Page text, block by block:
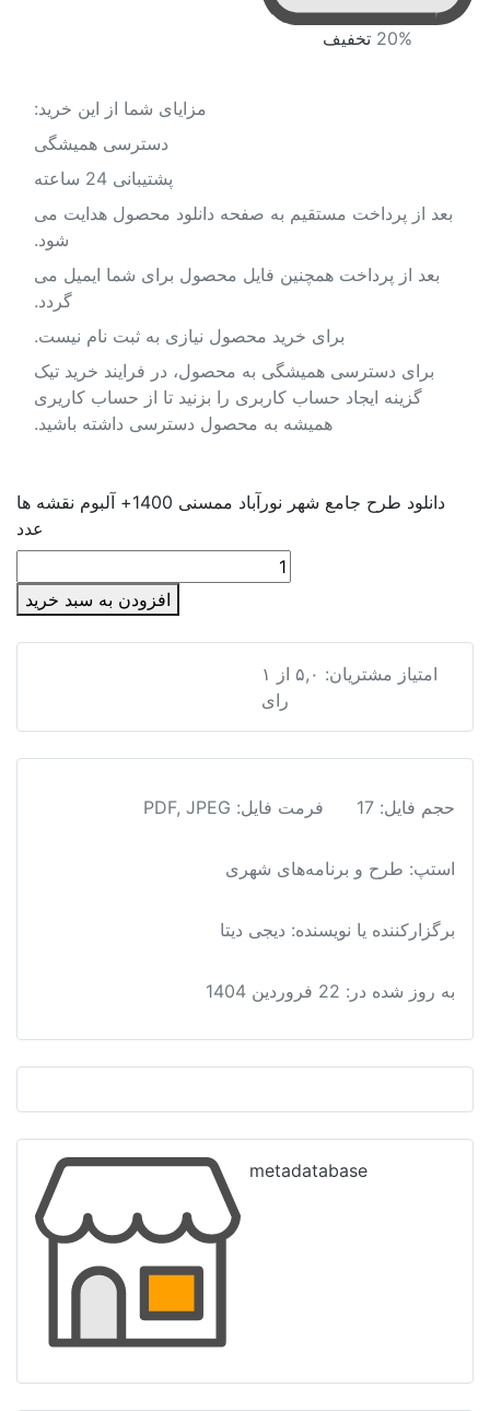
20% تخفیف
مزایای شما از این خرید:
دسترسی همیشگی
پشتیبانی 24 ساعته
بعد از پرداخت مستقیم به صفحه دانلود محصول هدایت می
شود.
بعد از پرداخت همچنین فایل محصول برای شما ایمیل می
گردد.
برای خرید محصول نیازی به ثبت نام نیست.
برای دسترسی همیشگی به محصول، در فرایند خرید تیک
گزینه ایجاد حساب کاربری را بزنید تا از حساب کاریری
همیشه به محصول دسترسی داشته باشید.
دانلود طرح جامع شهر نورآباد ممسنی 1400+ آلبوم نقشه ها
عدد
افزودن به سبد خرید
دانلود طرح جامع شهر نورآباد ممسنی 1400+ آلبوم نقشه ها
امتیاز مشتریان: ۵,۰ از
۱
رای
حجم فایل: 17 فرمت فایل:
PDF, JPEG
استپ: طرح و برنامه‌های شهری
برگزارکننده یا نویسنده: دیجی دیتا
به روز شده در: 22 فروردین 1404
metadatabase